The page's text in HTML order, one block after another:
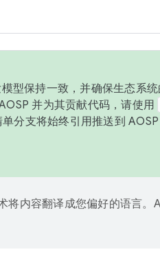
型保持一致，并确保生态系
并为其贡献代码，请使用
单分支将始终引用推送到
将内容翻译成您偏好的语言。